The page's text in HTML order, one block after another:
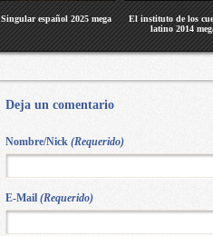
Singular español 2025 mega
El instituto de los
latino 2014
Deja un comentario
Nombre/Nick (Requerido)
E-Mail (Requerido)